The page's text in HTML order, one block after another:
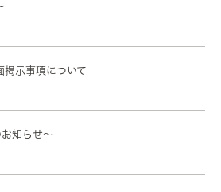
掲示事項について
知らせ～